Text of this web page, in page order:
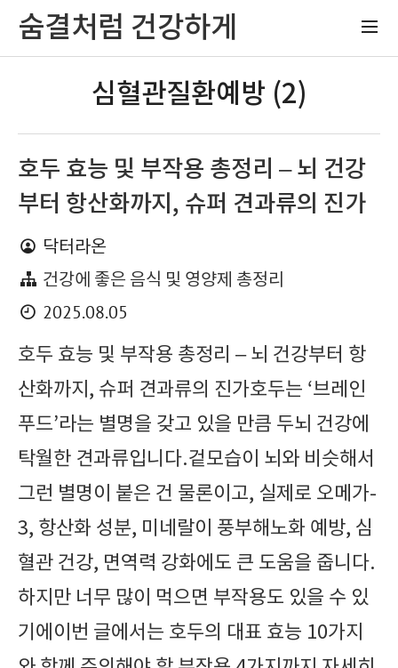
숨결처럼 건강하게
심혈관질환예방 (2)
호두 효능 및 부작용 총정리 – 뇌 건강
부터 항산화까지, 슈퍼 견과류의 진가
닥터라온
건강에 좋은 음식 및 영양제 총정리
2025.08.05
호두 효능 및 부작용 총정리 – 뇌 건강부터 항
산화까지, 슈퍼 견과류의 진가호두는 ‘브레인
푸드’라는 별명을 갖고 있을 만큼 두뇌 건강에
탁월한 견과류입니다.겉모습이 뇌와 비슷해서
그런 별명이 붙은 건 물론이고, 실제로 오메가-
3, 항산화 성분, 미네랄이 풍부해노화 예방, 심
혈관 건강, 면역력 강화에도 큰 도움을 줍니다.
하지만 너무 많이 먹으면 부작용도 있을 수 있
기에이번 글에서는 호두의 대표 효능 10가지